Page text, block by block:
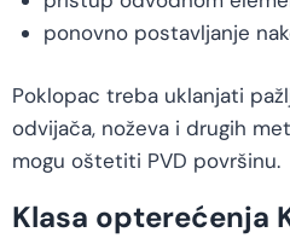
ponovno postavljanje
Poklopac treba uklanjati
odvijača, noževa i drugih
mogu oštetiti PVD površinu.
Klasa opterećenja